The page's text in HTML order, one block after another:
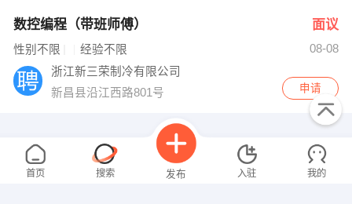
数控编程（带班师傅） 面议
性别不限 经验不限
08-08
浙江新三荣制冷有限公司
新昌县沿江西路801号
申请
主办会计 面议
性别不限 经验不限
08-08
首页 搜索 发布 入驻 我的